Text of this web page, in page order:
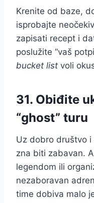
Krenite od baze,
isprobajte
zapisati recept i
poslužite “vaš
bucket list voli
31. Obiđite
“ghost” turu
Uz dobro društvo
zna biti zabavan.
legendom ili
nezaboravan
time dobiva malo